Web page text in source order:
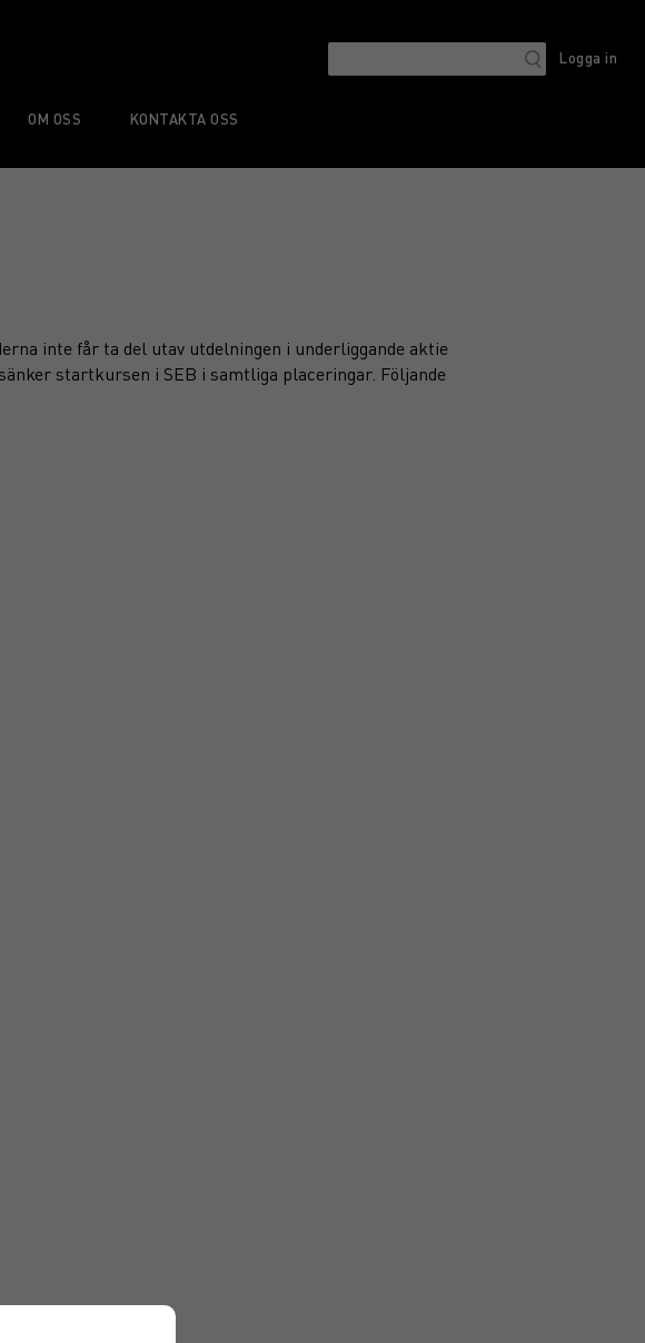
Logga in
OM OSS KONTAKTA OSS
inte får ta del utav utdelningen i underliggande aktie
startkursen i SEB i samtliga placeringar. Följande